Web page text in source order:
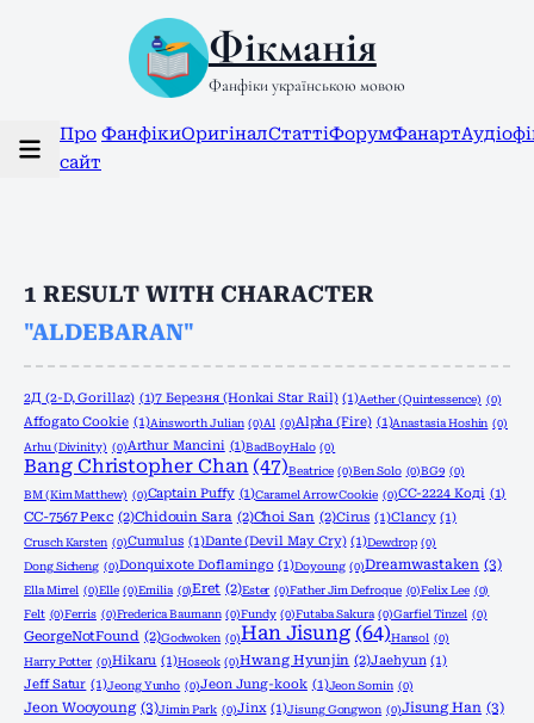
Фікманія
Фанфіки українською мовою
Про
сайт
ФанфікиОригіналСтаттіФорумФанарт
1 RESULT WITH CHARACTER
"ALDEBARAN"
2Д (2-D, Gorillaz) (1)7 Березня (Honkai Star Rail) (1)Aether (Quintessence) (0)
Affogato Cookie (1)Ainsworth Julian (0)Al (0)Alpha (Fire) (1)Anastasia Hoshin (0)
Arhu (Divinity) (0)Arthur Mancini (1)BadBoyHalo (0)
Bang Christopher Chan (47)Beatrice (0)Ben Solo (0)BG9 (0)
BM (Kim Matthew) (0)Captain Puffy (1)Caramel Arrow Cookie (0)CC-2224 Коді (1)
CC-7567 Рекс (2)Chidouin Sara (2)Choi San (2)Cirus (1)Clancy (1)
Crusch Karsten (0)Cumulus (1)Dante (Devil May Cry) (1)Dewdrop (0)
Dong Sicheng (0)Donquixote Doflamingo (1)Doyoung (0)Dreamwastaken (3)
Ella Mirrel (0)Elle (0)Emilia (0)Eret (2)Ester (0)Father Jim Defroque (0)Felix Lee (0)
Felt (0)Ferris (0)Frederica Baumann (0)Fundy (0)Futaba Sakura (0)Garfiel Tinzel (0)
GeorgeNotFound (2)Godwoken (0)Han Jisung (64)Hansol (0)
Harry Potter (0)Hikaru (1)Hoseok (0)Hwang Hyunjin (2)Jaehyun (1)
Jeff Satur (1)Jeong Yunho (0)Jeon Jung-kook (1)Jeon Somin (0)
Jeon Wooyoung (3)Jimin Park (0)Jinx (1)Jisung Gongwon (0)Jisung Han (3)